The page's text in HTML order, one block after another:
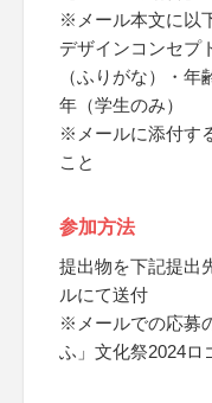
※メール本文に以
デザインコンセプ
（ふりがな）・
年（学生のみ）
※メールに添付す
こと
参加方法
提出物を下記提出
ルにて送付
※メールでの応募
ふ」文化祭2024ロ